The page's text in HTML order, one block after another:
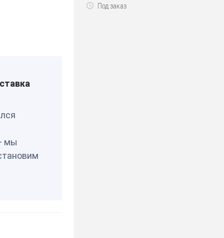
мы
Под заказ